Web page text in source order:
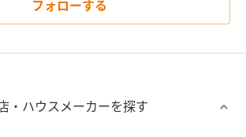
フォローする
・ハウスメーカーを探す